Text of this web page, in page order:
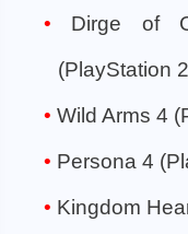
Dirge of
(PlayStation
Wild Arms 4
Persona 4
Kingdom